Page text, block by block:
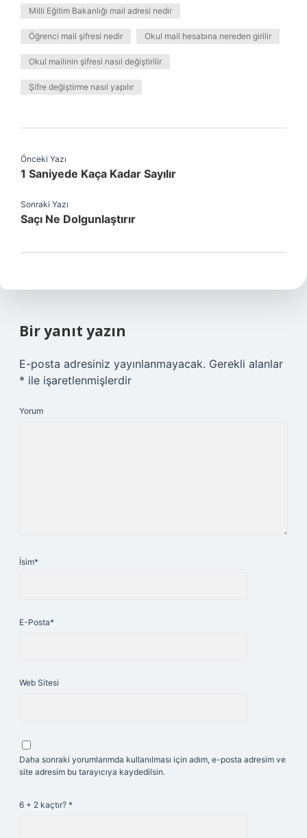
Milli Eğitim Bakanlığı mail adresi nedir
Öğrenci mail şifresi nedir Okul mail hesabına nereden girilir
Okul mailinin şifresi nasıl değiştirilir
Şifre değiştirme nasıl yapılır
Önceki Yazı
1 Saniyede Kaça Kadar Sayılır
Sonraki Yazı
Saçı Ne Dolgunlaştırır
Bir yanıt yazın
E-posta adresiniz yayınlanmayacak. Gerekli alanlar
* ile işaretlenmişlerdir
Yorum
İsim*
E-Posta*
Web Sitesi
Daha sonraki yorumlarımda kullanılması için adım, e-posta adresim ve
site adresim bu tarayıcıya kaydedilsin.
6 + 2 kaçtır? *